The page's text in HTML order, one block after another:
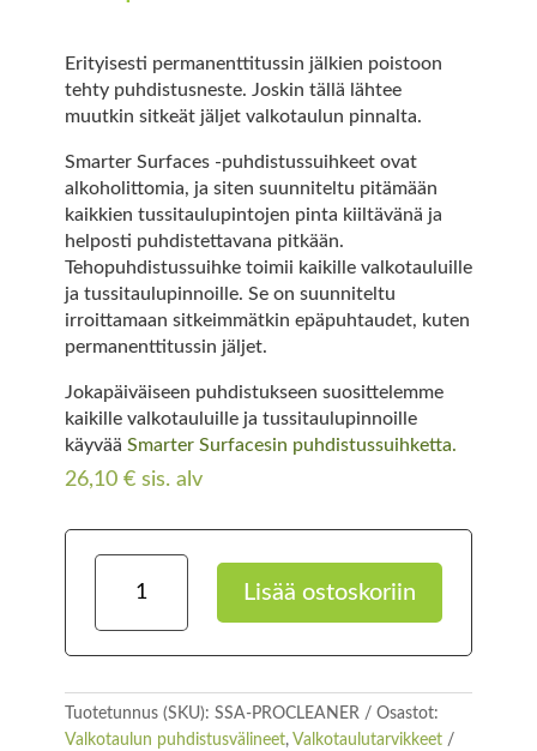
Erityisesti permanenttitussin jälkien poistoon
tehty puhdistusneste. Joskin tällä lähtee
muutkin sitkeät jäljet valkotaulun pinnalta.
Smarter Surfaces -puhdistussuihkeet ovat
alkoholittomia, ja siten suunniteltu pitämään
kaikkien tussitaulupintojen pinta kiiltävänä ja
helposti puhdistettavana pitkään.
Tehopuhdistussuihke toimii kaikille valkotauluille
ja tussitaulupinnoille. Se on suunniteltu
irroittamaan sitkeimmätkin epäpuhtaudet, kuten
permanenttitussin jäljet.
Jokapäiväiseen puhdistukseen suosittelemme
kaikille valkotauluille ja tussitaulupinnoille
käyvää Smarter Surfacesin puhdistussuihketta.
26,10 € sis. alv
tehopuhdistussuihkeLisää ostoskoriin
Tuotetunnus (SKU): SSA-PROCLEANER
Osastot:
Valkotaulun puhdistusvälineet, Valkotaulutarvikkeet